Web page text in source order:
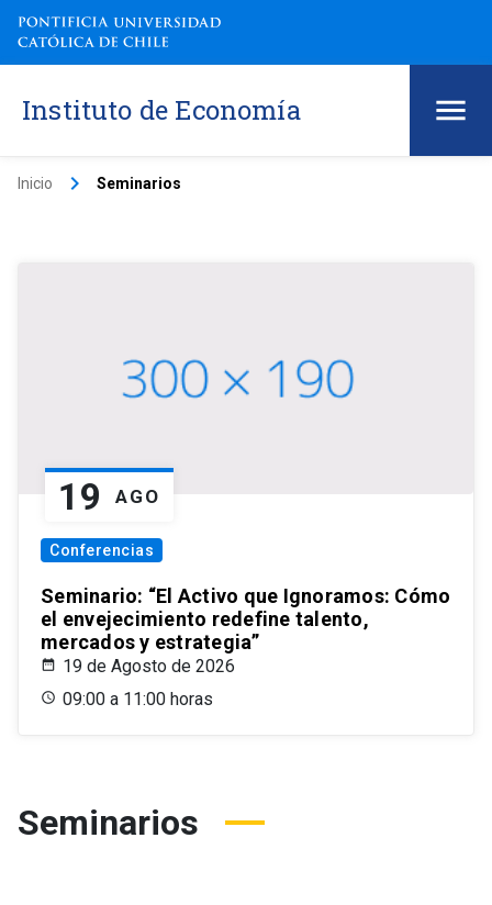
Instituto de Economía
Inicio keyboard_arrow_right Seminarios
19 AGO
Conferencias
Seminario: “El Activo que Ignoramos: Cómo
el envejecimiento redefine talento,
mercados y estrategia”
19 de Agosto de 2026
09:00 a 11:00 horas
Seminarios